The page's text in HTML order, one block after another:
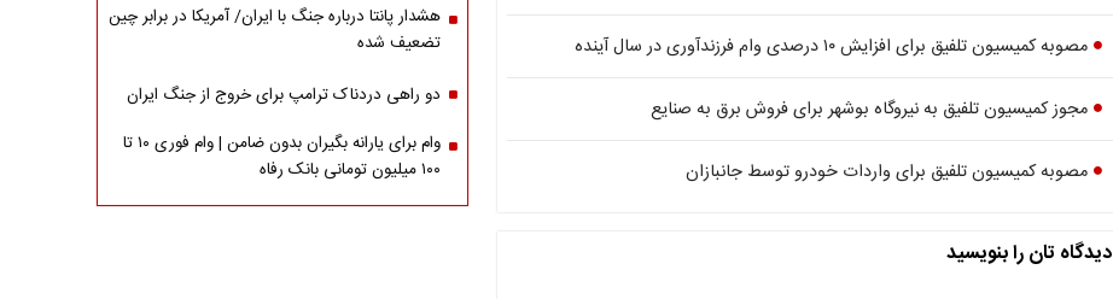
مصوبه کمیسیون تلفیق برای افزایش ۱۰ درصدی وام فرزندآوری در سال آینده
مجوز کمیسیون تلفیق به نیروگاه بوشهر برای فروش برق به صنایع
مصوبه کمیسیون تلفیق برای واردات خودرو توسط جانبازان
دیدگاه تان را بنویسید
هشدار پانتا درباره جنگ با ایران/ آمریکا در برابر چین
تضعیف شده
دو راهی دردناک ترامپ برای خروج از جنگ ایران
وام برای یارانه بگیران بدون ضامن | وام فوری ۱۰ تا
۱۰۰ میلیون تومانی بانک رفاه